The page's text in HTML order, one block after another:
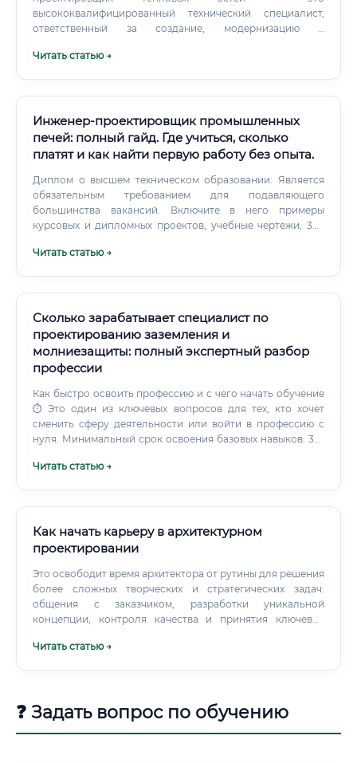
высококвалифицированный технический специалист,
ответственный за создание, модернизацию и
теплоснабжения. Суть его работы заключается в
конечным потребителям (жилые дома, предприятия,
общественные здания). Это сложная интеллектуальная
деятельность, требующая глубоких знаний в области
гидравлики, термодинамики, материаловедения и
строительных норм.
Читать статью →
Инженер-проектировщик промышленных
печей: полный гайд. Где учиться, сколько
платят и как найти первую работу без опыта.
Диплом о высшем техническом образовании: Является
обязательным требованием для подавляющего
большинства вакансий. Включите в него примеры
курсовых и дипломных проектов, учебные чертежи, 3D-
работодателю.
Читать статью →
Сколько зарабатывает специалист по
проектированию заземления и
молниезащиты: полный экспертный разбор
профессии
Как быстро освоить профессию и с чего начать обучение
⏱ Это один из ключевых вопросов для тех, кто хочет
сменить сферу деятельности или войти в профессию с
нуля. Минимальный срок освоения базовых навыков: 3–6
уровень Junior-специалиста: 6–12 месяцев Срок выхода на
разделы по заземлению (глава 1.7) Установите AutoCAD
(учебная версия — бесплатно на 1 год) Запишитесь на
заземлению Найдите ментора или профессиональное
сообщество (Telegram-каналы, форумы
электропроектировщиков) Какие курсы лучше выбрать !
Читать статью →
Как начать карьеру в архитектурном
проектировании
Это освободит время архитектора от рутины для решения
более сложных творческих и стратегических задач:
общения с заказчиком, разработки уникальной
концепции, контроля качества и принятия ключевых
систем, куратор и творец, использующий ИИ как свой
Проектирование энергоэффективных, "зеленых" зданий с
использованием экологичных материалов и
Читать статью →
❓ Задать вопрос по обучению